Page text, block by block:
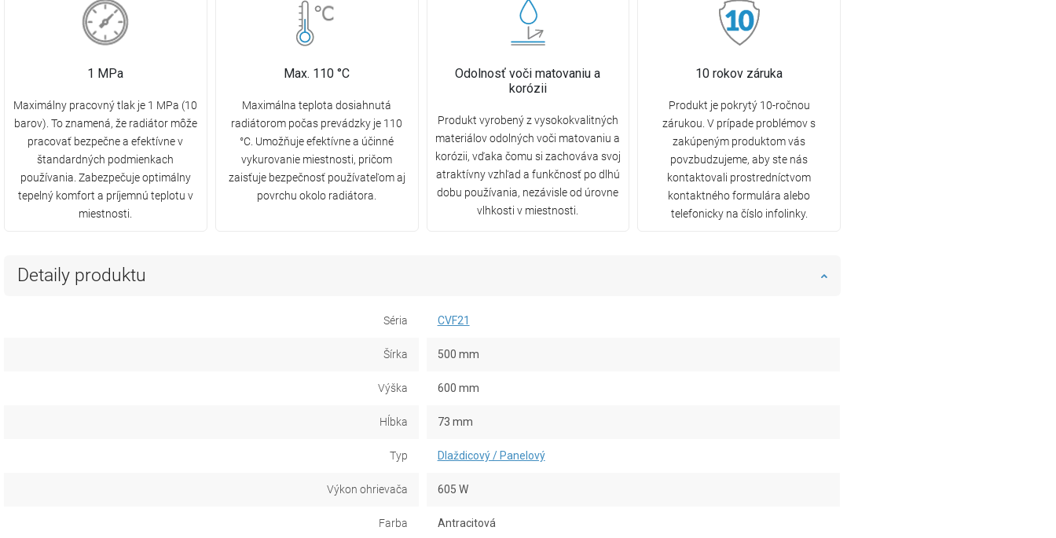
1 MPa
Maximálny pracovný tlak je 1 MPa (10
barov). To znamená, že radiátor môže
pracovať bezpečne a efektívne v
štandardných podmienkach
používania. Zabezpečuje optimálny
tepelný komfort a príjemnú teplotu v
miestnosti.
Max. 110 °C
Maximálna teplota dosiahnutá
radiátorom počas prevádzky je 110
°C. Umožňuje efektívne a účinné
vykurovanie miestnosti, pričom
zaisťuje bezpečnosť používateľom aj
povrchu okolo radiátora.
Odolnosť voči matovaniu a
korózii
Produkt vyrobený z vysokokvalitných
materiálov odolných voči matovaniu a
korózii, vďaka čomu si zachováva svoj
atraktívny vzhľad a funkčnosť po dlhú
dobu používania, nezávisle od úrovne
vlhkosti v miestnosti.
10 rokov záruka
Produkt je pokrytý 10-ročnou
zárukou. V prípade problémov s
zakúpeným produktom vás
povzbudzujeme, aby ste nás
kontaktovali prostredníctvom
kontaktného formulára alebo
telefonicky na číslo infolinky.
Detaily produktu
Séria CVF21
Šírka 500 mm
Výška 600 mm
Hĺbka 73 mm
Typ Dlaždicový / Panelový
Výkon ohrievača 605 W
Farba Antracitová